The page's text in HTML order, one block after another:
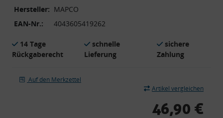
Hersteller: MAPCO
EAN-Nr.:
4043605419262
14 Tage
Rückgaberecht
schnelle
Lieferung
sichere
Zahlung
Auf den Merkzettel
Artikel vergleichen
46,90 €